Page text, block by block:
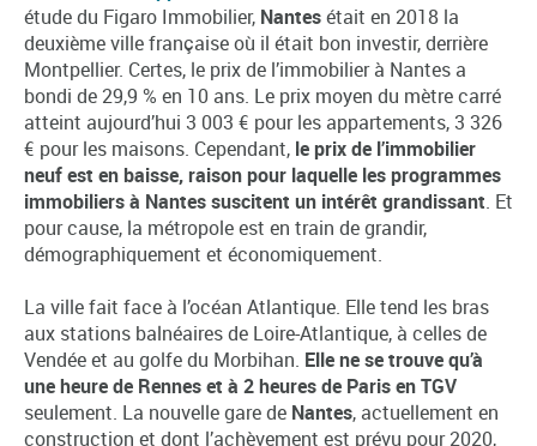
étude du Figaro Immobilier, Nantesétait en 2018 la
deuxième ville française où il était bon investir, derrière
Montpellier. Certes, le prix de l’immobilier à Nantes a
bondi de 29,9 % en 10 ans. Le prix moyen du mètre carré
atteint aujourd’hui 3 003 € pour les appartements, 3 326
€ pour les maisons. Cependant, le prix de l’immobilier
neuf est en baisse, raison pour laquelle les programmes
immobiliers à Nantes suscitent un intérêt grandissant. Et
pour cause, la métropole est en train de grandir,
démographiquement et économiquement.
La ville fait face à l’océan Atlantique. Elle tend les bras
aux stations balnéaires de Loire-Atlantique, à celles de
Vendée et au golfe du Morbihan. Elle ne se trouve qu’à
une heure de Rennes et à 2 heures de Paris en TGV
seulement. La nouvelle gare de Nantes, actuellement en
construction et dont l’achèvement est prévu pour 2020,